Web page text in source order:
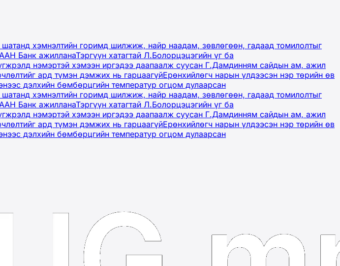
шатанд хэмнэлтийн горимд шилжиж, найр наадам, зөвлөгөөн, гадаад томилолтыг
Банк ажилланаТэргүүн хатагтай Л.Болорцэцэгийн үг ба
нэмэртэй хэмээн иргэдээ даапаалж суусан Г.Дамдинням сайдын ам, ажил
ард түмэн дэмжих нь гарцаагүйЕрөнхийлөгч нарын үлдээсэн нэр төрийн өв
дэлхийн бөмбөрцгийн температур огцом дулаарсан
шатанд хэмнэлтийн горимд шилжиж, найр наадам, зөвлөгөөн, гадаад томилолтыг
Банк ажилланаТэргүүн хатагтай Л.Болорцэцэгийн үг ба
нэмэртэй хэмээн иргэдээ даапаалж суусан Г.Дамдинням сайдын ам, ажил
ард түмэн дэмжих нь гарцаагүйЕрөнхийлөгч нарын үлдээсэн нэр төрийн өв
дэлхийн бөмбөрцгийн температур огцом дулаарсан